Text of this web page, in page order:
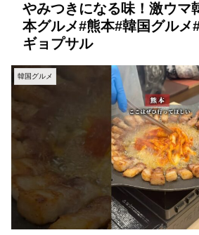
やみつきになる味！激ウマ
本グルメ#熊本#韓国グルメ
ギョプサル
韓国グルメ